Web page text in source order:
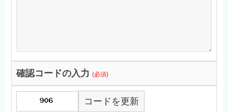
確認コードの入力(必須)
コードを更新